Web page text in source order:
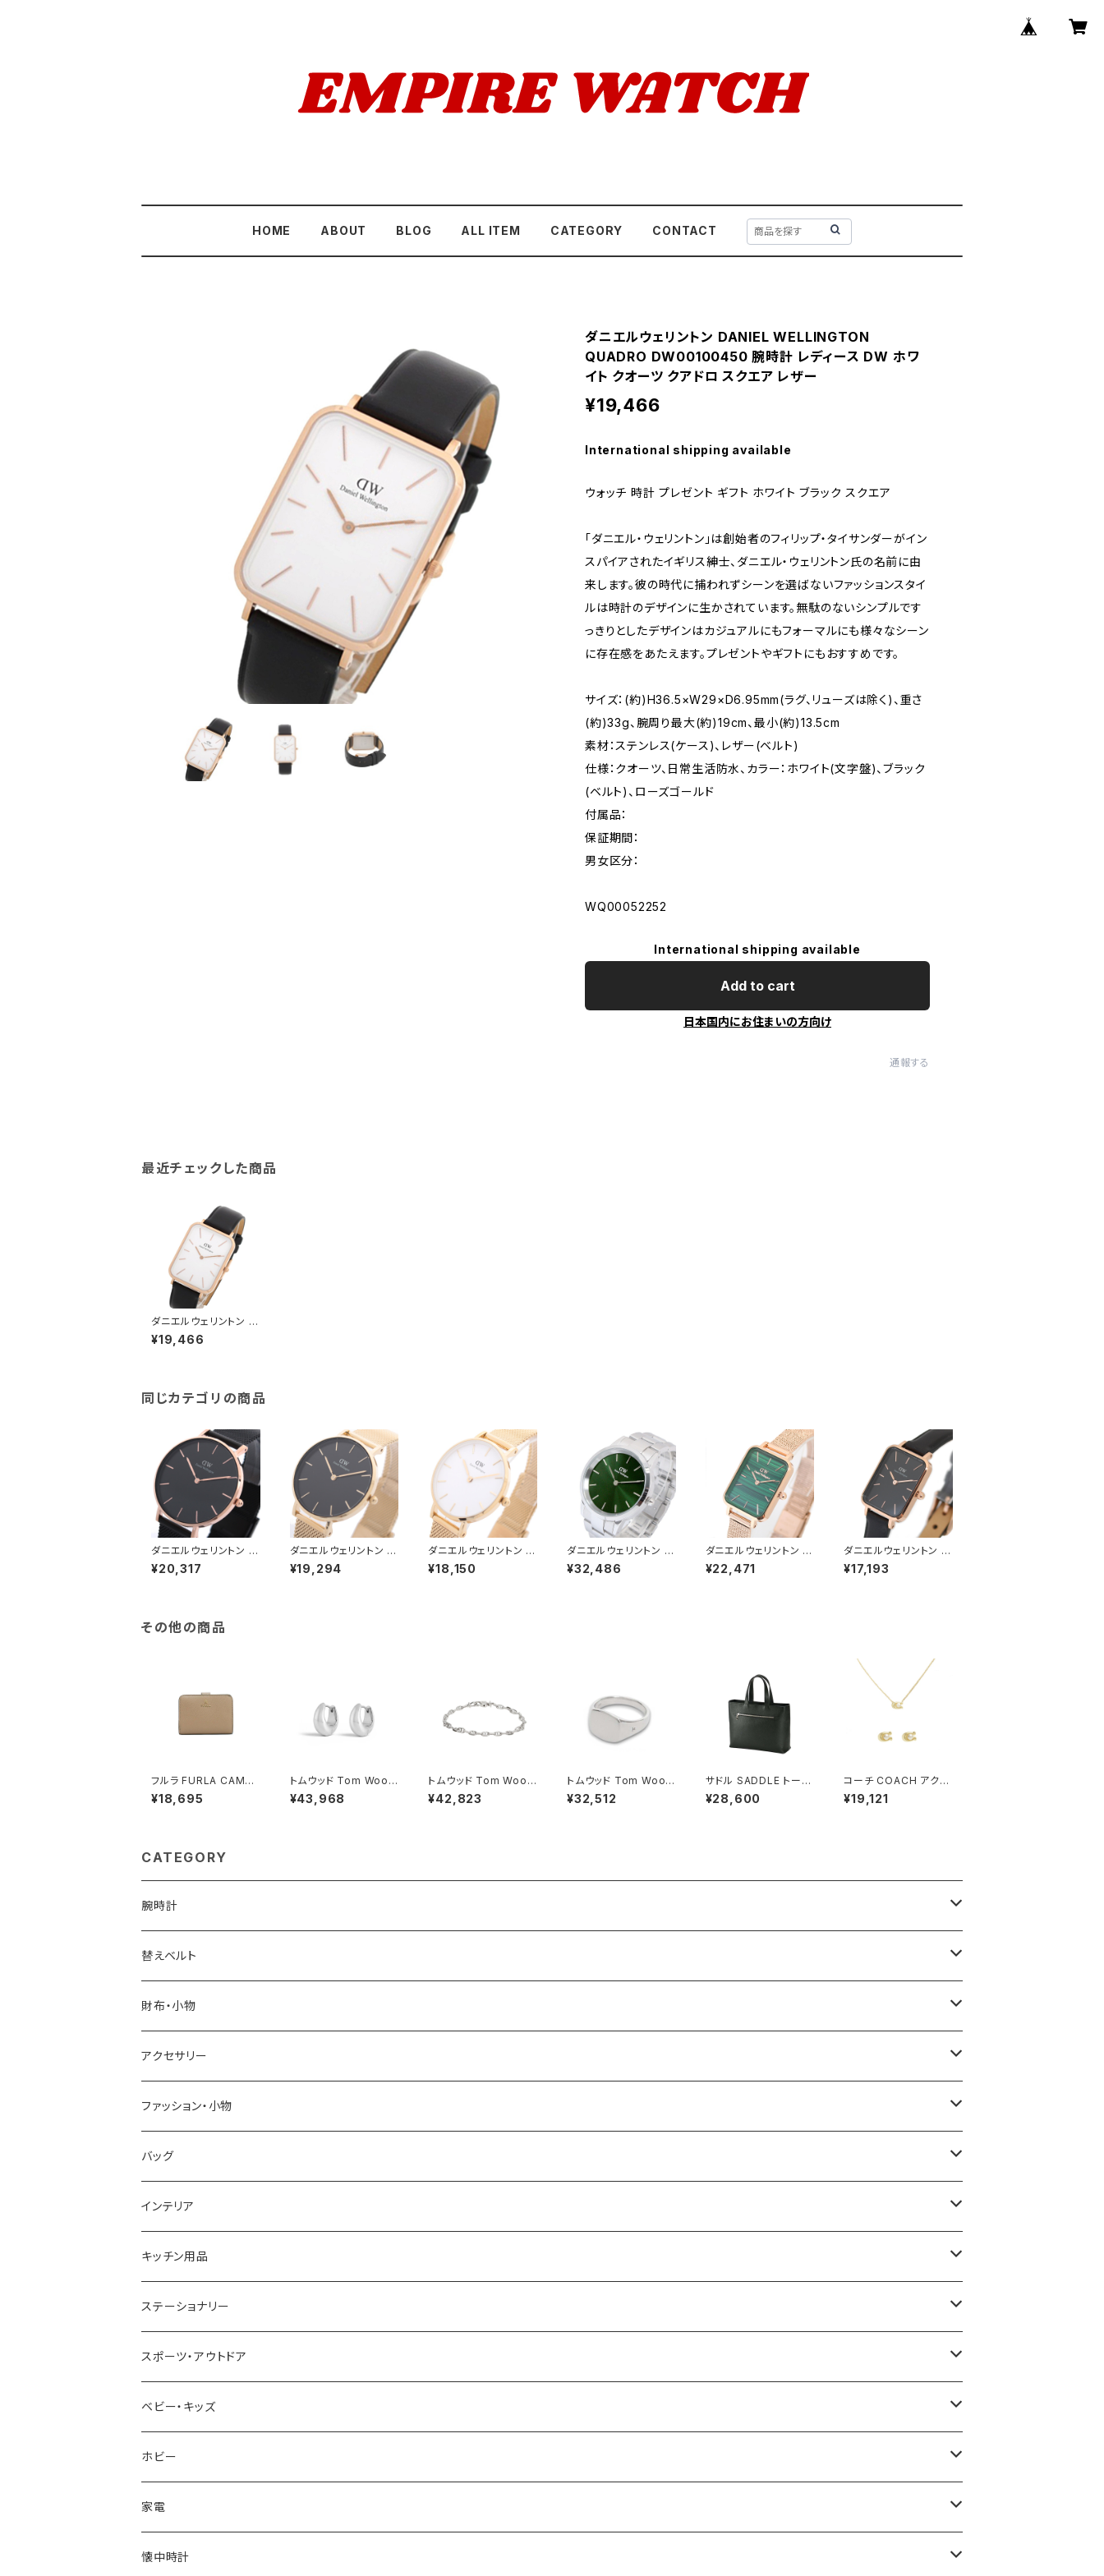
HOME ABOUT BLOG ALL ITEM CATEGORY CONTACT
ダニエルウェリントン DANIEL WELLINGTON
QUADRO DW00100450 腕時計 レディース DW ホワ
イト クオーツ クアドロ スクエア レザー
¥19,466
International shipping available
ウォッチ 時計 プレゼント ギフト ホワイト ブラック スクエア
「ダニエル・ウェリントン」は創始者のフィリップ・タイサンダーがイン
スパイアされたイギリス紳士、ダニエル・ウェリントン氏の名前に由
来します。彼の時代に捕われずシーンを選ばないファッションスタイ
ルは時計のデザインに生かされています。無駄のないシンプルです
っきりとしたデザインはカジュアルにもフォーマルにも様々なシーン
に存在感をあたえます。プレゼントやギフトにもおすすめです。
サイズ：(約)H36.5×W29×D6.95mm(ラグ、リューズは除く)、重さ
(約)33g、腕周り最大(約)19cm、最小(約)13.5cm
素材：ステンレス(ケース)、レザー(ベルト)
仕様：クオーツ、日常生活防水、カラー：ホワイト(文字盤)、ブラック
(ベルト)、ローズゴールド
付属品：
保証期間：
男女区分：
WQ00052252
International shipping available
Add to cart
日本国内にお住まいの方向け
通報する
最近チェックした商品
ダニエルウェリントン D
ANIEL WELLINGTON
QUADRO DW00100
ー
¥19,466
同じカテゴリの商品
ダニエルウェリントン 腕
時計 PETITE ASHFIE
LD 36 ブラック DW00
¥20,317
ダニエルウェリントン 腕
時計 PETITE MESH 3
2 ブラック DW001003
¥19,294
ダニエルウェリントン 腕
時計 PETITE MESH 2
8 ホワイト DW00100
¥18,150
ダニエルウェリントン 腕
時計 ICONIC LINK E
MERALD 40 シルバー
¥32,486
ダニエルウェリントン 腕
時計 QUADRO PRES
SED MELROSE 20×2
¥22,471
ダニエルウェリントン 腕
時計 QUADRO PRES
SED SHEFFIELD 20×
¥17,193
その他の商品
フルラ FURLA CAMEL
IA S COMPACT WAL
LETS 二つ折り財布 w
¥18,695
トムウッド Tom Wood
Ice Hoops Small ピ
アス 100515-os シル
¥43,968
トムウッド Tom Wood
Cable Bracelet ブレ
スレット 100087-65
¥42,823
トムウッド Tom Wood
Mini Cushion リング 1
00771-50 シルバー
¥32,512
サドル SADDLE トート
バッグ ミニトート 牛革
本革 日本製 姫路産 自
¥28,600
コーチ COACH アクセ
サリー ネックレス＆ピア
ス 473741GLD107 レ
¥19,121
CATEGORY
腕時計
ELGIN
SALVATORE MARRA
CASIO
GRANDEUR
COGU
GAGA MILANO
CACTUS
TIMEX
NIXON
AVALANCHE
ORIENT
ZEPPELIN
SKAGEN
替えベルト
COACH
DANIEL WELLINGTON
LACOSTE
DIESEL
MICHAEL KORS
NO BRAND
財布・小物
SONNE
DUCT
TRANSNUMBER
SAAMA HOMME
ARNOLD PALMER
MICHAEL KORS
DIESEL
ALV
Merge
ETTINGER
COACH
アクセサリー
GUCCI
TIFFANY&CO
FOLLI FOLLIE
POLICE
PAUL HEWITT
22designstudio
BOTTEGA VENETA
EMPORIO ARMANI
CALVIN KLEIN
DANIEL WELLINGTON
ファッション・小物
DAKS
栃木レザー
NIKE
DUNHILL
NEWYORKER
OROBIANCO
Ellese
COLEMAN
MONTBLANC
バッグ
MANHATTAN PORTAGE
United HOMME
RODANIA
BEAMZSQUARE
BLAZER CLUB
ANDY HAWARD
G GUSTO
GULLWING
インテリア
CRYSTOCRAFT
SEIKO
CITIZEN
BRAUN
RHYTHM
BLOSSOM
MONDAINE
キッチン用品
I'mD
Helios
VALENTINO VISCANI
ステーショナリー
LAMY
WATERMAN
PARKER
PELIKAN
CROSS
スポーツ・アウトドア
Trangia
Barebones
FEUERHAND
CASIO
ベビー・キッズ
ふわりぃ
ERGO BABY
ホビー
その他
AMOS
家電
CREATE
懐中時計